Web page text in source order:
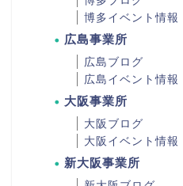
博多イベント情報
広島事業所
広島ブログ
広島イベント情報
大阪事業所
大阪ブログ
大阪イベント情報
新大阪事業所